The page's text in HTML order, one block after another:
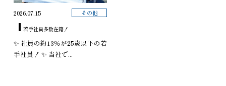
2026.07.15 その他
若手社員多数在籍！
✨ 社員の約13％が25歳以下の若
手社員！ ✨ 当社で...